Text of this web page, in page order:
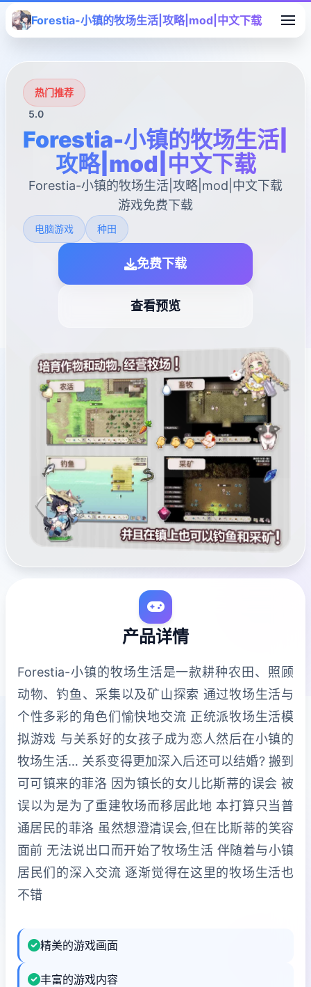
Forestia-小镇的牧场生活|攻略|mod|中文下载
热门推荐
5.0
Forestia-小镇的牧场生活|
攻略|mod|中文下载
Forestia-小镇的牧场生活|攻略|mod|中文下载
游戏免费下载
电脑游戏 种田
免费下载
查看预览
产品详情
Forestia-小镇的牧场生活是一款耕种农田、照顾
动物、钓鱼、采集以及矿山探索 通过牧场生活与
个性多彩的角色们愉快地交流 正统派牧场生活模
拟游戏 与关系好的女孩子成为恋人然后在小镇的
牧场生活… 关系变得更加深入后还可以结婚? 搬到
可可镇来的菲洛 因为镇长的女儿比斯蒂的误会 被
误以为是为了重建牧场而移居此地 本打算只当普
通居民的菲洛 虽然想澄清误会,但在比斯蒂的笑容
面前 无法说出口而开始了牧场生活 伴随着与小镇
居民们的深入交流 逐渐觉得在这里的牧场生活也
不错
精美的游戏画面
丰富的游戏内容